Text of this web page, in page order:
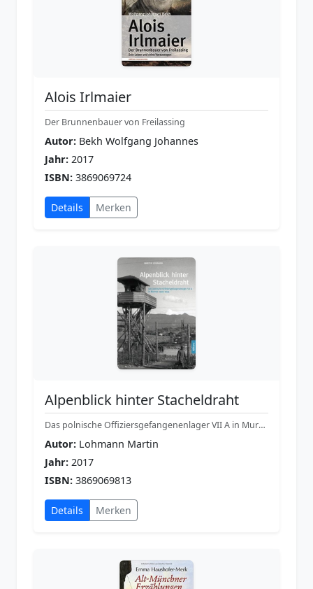
Alois Irlmaier
Der Brunnenbauer von Freilassing
Autor: Bekh Wolfgang Johannes
Jahr: 2017
ISBN: 3869069724
Details Merken
Alpenblick hinter Stacheldraht
Das polnische Offiziersgefangenenlager VII A in Murnau 1939-1945
Autor: Lohmann Martin
Jahr: 2017
ISBN: 3869069813
Details Merken